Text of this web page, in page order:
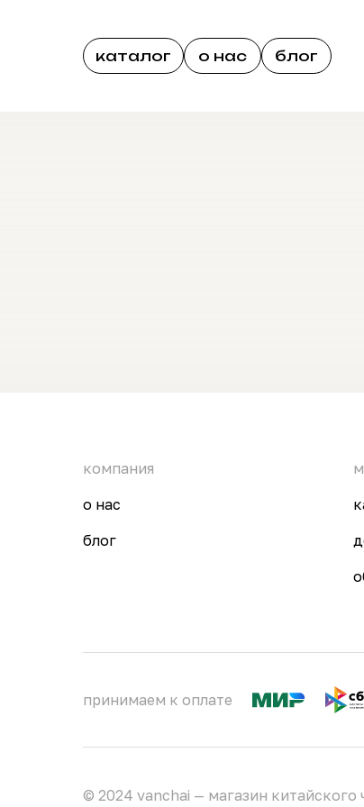
блог
о нас
каталог
блог
о нас
© 2024 vanchai — магазин китайского
принимаем к оплате
компания